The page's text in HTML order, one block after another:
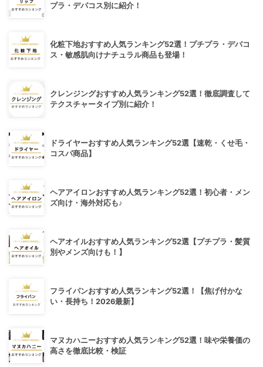
プラ・デパコス別に紹介！
化粧下地おすすめ人気ランキング52選！プチプラ・デパコ
ス・敏感肌向けナチュラル商品も登場！
クレンジングおすすめ人気ランキング52選！徹底調査して
テクスチャータイプ別に紹介！
ドライヤーおすすめ人気ランキング52選【速乾・くせ毛・
コスパ商品】
ヘアアイロンおすすめ人気ランキング52選！初心者・メン
ズ向け・海外対応も♪
ヘアオイルおすすめ人気ランキング52選【プチプラ・髪質
別やメンズ向けも！】
フライパンおすすめ人気ランキング52選！【焦げ付かな
い・長持ち！2026最新】
マヌカハニーおすすめ人気ランキング52選！味や栄養価の
高さを徹底比較・検証